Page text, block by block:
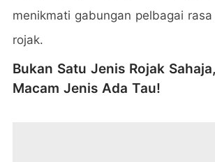
menikmati gabungan pelbagai
rojak.
Bukan Satu Jenis Rojak
Macam Jenis Ada Tau!